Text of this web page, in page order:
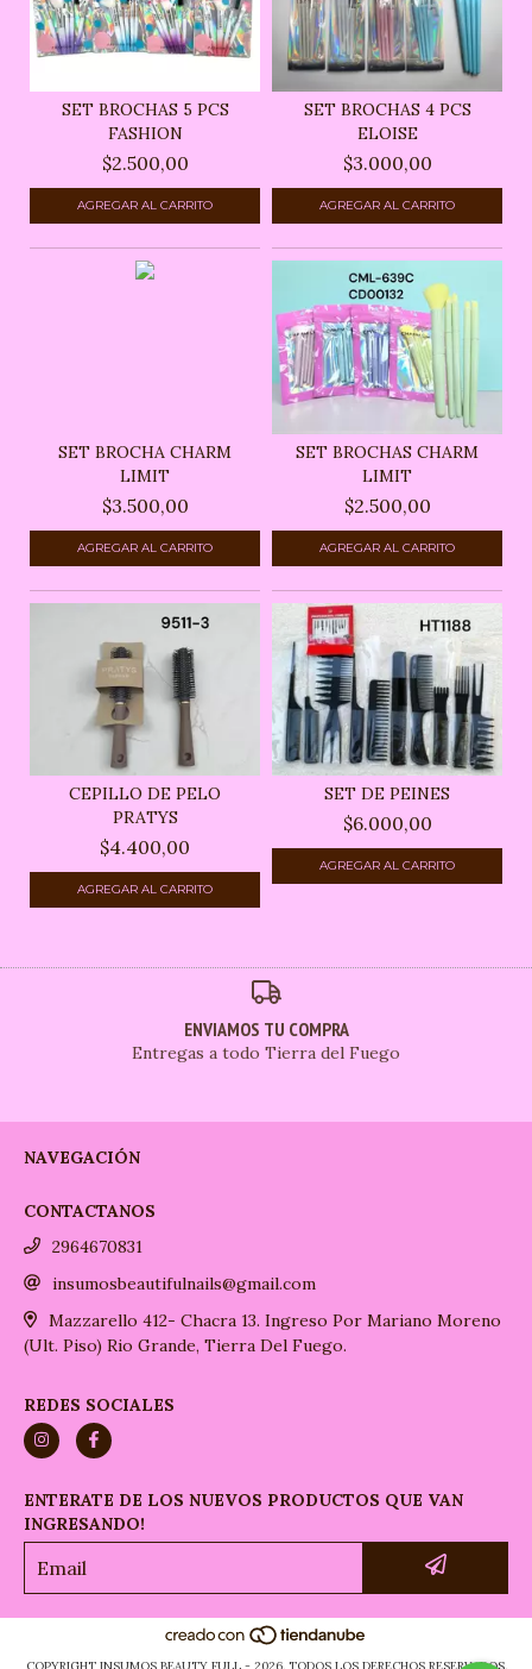
SET BROCHAS 5 PCS
FASHION
$2.500,00
SET BROCHAS 4 PCS
ELOISE
$3.000,00
SET BROCHA CHARM
LIMIT
$3.500,00
SET BROCHAS CHARM
LIMIT
$2.500,00
CEPILLO DE PELO
PRATYS
$4.400,00
SET DE PEINES
$6.000,00
ENVIAMOS TU COMPRA
Entregas a todo Tierra del Fuego
NAVEGACIÓN
CONTACTANOS
2964670831
insumosbeautifulnails@gmail.com
Mazzarello 412- Chacra 13. Ingreso Por Mariano Moreno
(Ult. Piso) Rio Grande, Tierra Del Fuego.
REDES SOCIALES
ENTERATE DE LOS NUEVOS PRODUCTOS QUE VAN
INGRESANDO!